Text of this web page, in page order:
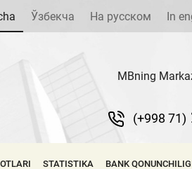
Ўзбекча На русском In
MBning
(+998 71)
STATISTIKA BANK